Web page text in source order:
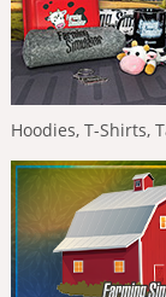
Hoodies, T-Shirts,